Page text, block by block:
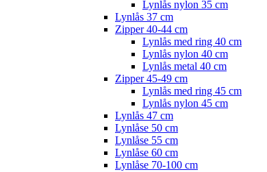
Lynlås nylon 35 cm
Lynlås 37 cm
Zipper 40-44 cm
Lynlås med ring 40 cm
Lynlås nylon 40 cm
Lynlås metal 40 cm
Zipper 45-49 cm
Lynlås med ring 45 cm
Lynlås nylon 45 cm
Lynlås 47 cm
Lynlåse 50 cm
Lynlåse 55 cm
Lynlåse 60 cm
Lynlåse 70-100 cm